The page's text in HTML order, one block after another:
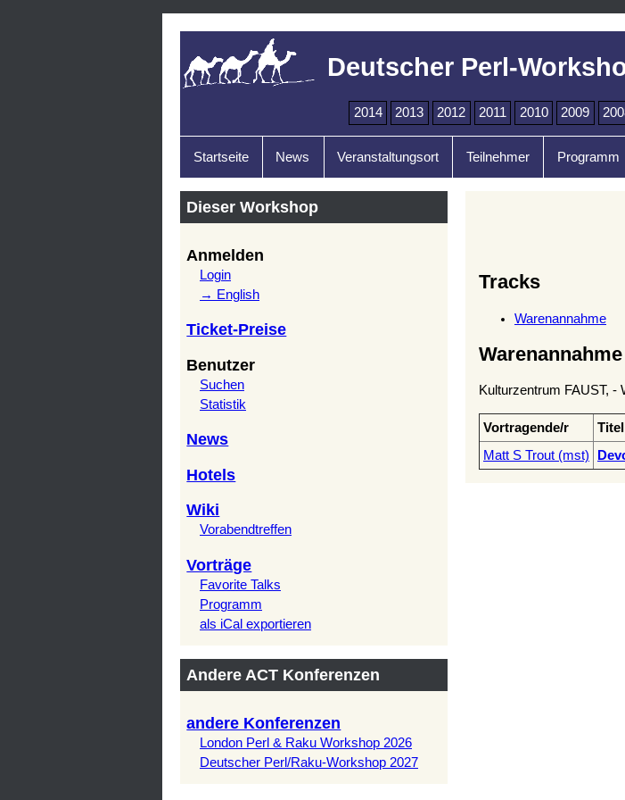
Deutscher Perl-
2014 2013 2012 2011 2010 2009
Startseite News Veranstaltungsort Teilnehmer Programm
Dieser Workshop
Anmelden
Login
→ English
Ticket-Preise
Benutzer
Suchen
Statistik
News
Hotels
Wiki
Vorabendtreffen
Vorträge
Favorite Talks
Programm
als iCal exportieren
Andere ACT Konferenzen
andere Konferenzen
London Perl & Raku Workshop 2026
Deutscher Perl/Raku-Workshop 2027
Tracks
Warenannahme
Warenannahme
Kulturzentrum FAUST, -
Vortragende/r Titel
Matt S Trout (‎mst‎)